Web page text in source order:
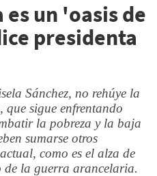
un 'oasis de
presidenta
Sánchez, no rehúye la
que sigue enfrentando
la pobreza y la baja
sumarse otros
como es el alza de
de la guerra arancelaria.